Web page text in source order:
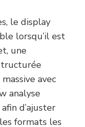
le display
lorsqu’il est
une
avec
analyse
d’ajuster
formats les